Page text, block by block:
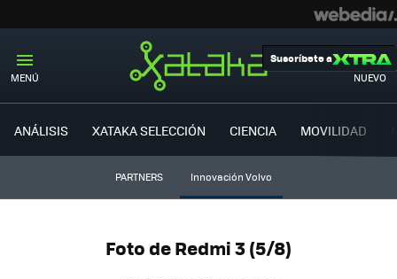
MENÚ NUEVO
Suscríbete a
ANÁLISIS XATAKA SELECCIÓN CIENCIA MOVILIDAD
PARTNERS Innovación Volvo
Foto de Redmi 3 (5/8)